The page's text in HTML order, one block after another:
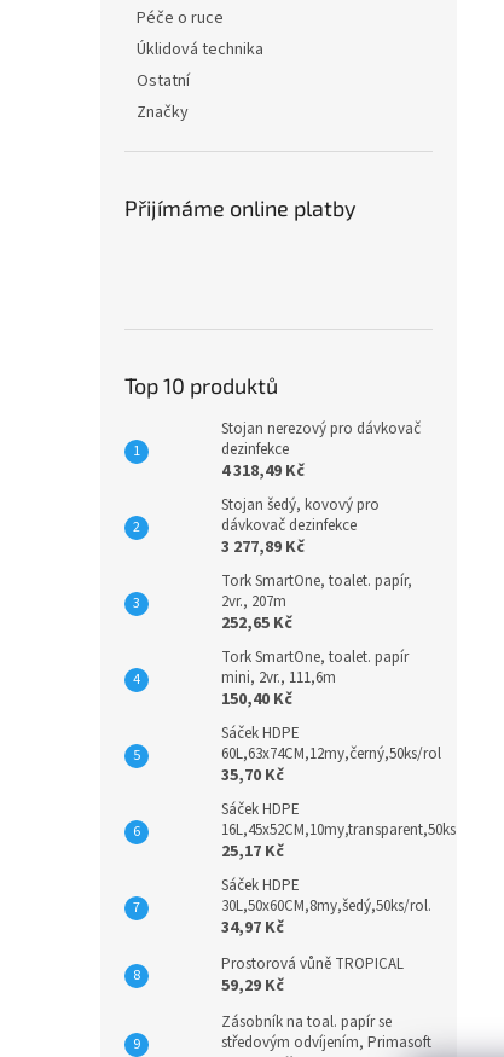
Péče o ruce
Úklidová technika
Ostatní
Značky
Přijímáme online platby
Top 10 produktů
Stojan nerezový pro dávkovač
dezinfekce
4 318,49 Kč
Stojan šedý, kovový pro
dávkovač dezinfekce
3 277,89 Kč
Tork SmartOne, toalet. papír,
2vr., 207m
252,65 Kč
Tork SmartOne, toalet. papír
mini, 2vr., 111,6m
150,40 Kč
Sáček HDPE
60L,63x74CM,12my,černý,50ks/rol
35,70 Kč
Sáček HDPE
16L,45x52CM,10my,transparent,50ks
25,17 Kč
Sáček HDPE
30L,50x60CM,8my,šedý,50ks/rol.
34,97 Kč
Prostorová vůně TROPICAL
59,29 Kč
Zásobník na toal. papír se
středovým odvíjením, Primasoft